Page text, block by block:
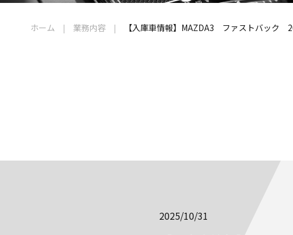
ホーム 業務内容 【入庫車情報】MAZDA3 ファストバック
2025/10/31